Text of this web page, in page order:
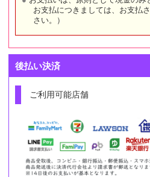
お支払につきましては、お支払
さい。）
後払い決済
ご利用可能店舗